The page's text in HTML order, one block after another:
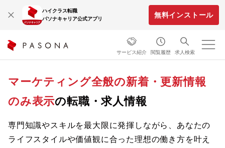
ハイクラス転職
パソナキャリア公式アプリ
無料インストール
サービス紹介 閲覧履歴 求人検索
マーケティング全般の新着・更新情報
のみ表示の転職・求人情報
専門知識やスキルを最大限に発揮しながら、あなたの
ライフスタイルや価値観に合った理想の働き方を叶え